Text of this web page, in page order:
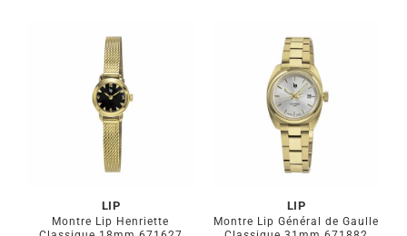
LIP
Montre Lip Henriette
LIP
Montre Lip Général de Gaulle